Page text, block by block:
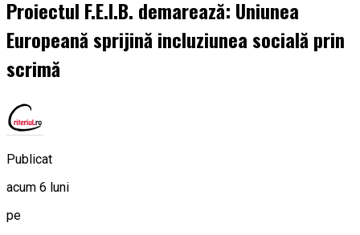
Proiectul F.E.I.B. demarează: Uniunea
Europeană sprijină incluziunea socială prin
scrimă
Publicat
acum 6 luni
pe